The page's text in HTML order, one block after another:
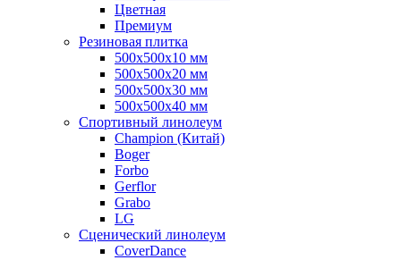
Цветная
Премиум
Резиновая плитка
500х500х10 мм
500х500х20 мм
500х500х30 мм
500х500х40 мм
Спортивный линолеум
Champion (Китай)
Boger
Forbo
Gerflor
Grabo
LG
Сценический линолеум
CoverDance